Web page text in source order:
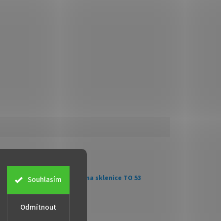
Odmítnout
Souhlasím
:
Zavařovací víčka na sklenice TO 53
T.O. 53